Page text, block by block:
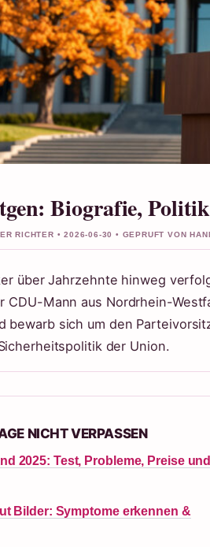
Biografie,
RICHTER • 2026-06-30 • GEPRUFT VON
über Jahrzehnte hinweg
CDU-Mann aus Nordrhein-
bewarb sich um den
der Union.
NICHT VERPASSEN
2025: Test, Probleme, Preise
Bilder: Symptome erkennen &